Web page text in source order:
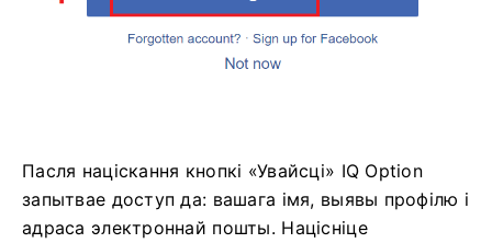
Пасля націскання кнопкі «Увайсці» IQ Option
запытвае доступ да: вашага імя, выявы профілю і
адраса электроннай пошты. Націсніце